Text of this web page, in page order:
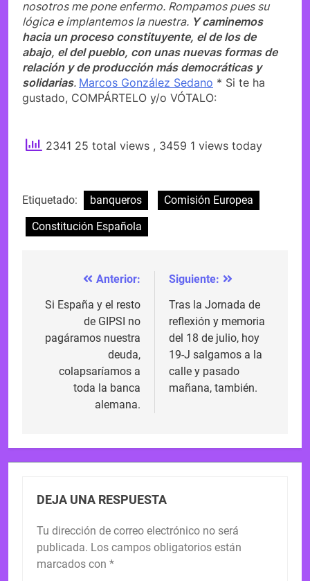
nosotros me pone enfermo. Rompamos pues su
lógica e implantemos la nuestra. Y caminemos
hacia un proceso constituyente, el de los de
abajo, el del pueblo, con unas nuevas formas de
relación y de producción más democráticas y
solidarias. Marcos González Sedano * Si te ha
gustado, COMPÁRTELO y/o VÓTALO:
2341 25 total views , 3459 1 views today
Etiquetado: banqueros
Comisión Europea
Constitución Española
Navegación
de
entradas
Anterior:
Si España y el resto
de GIPSI no
pagáramos nuestra
deuda,
colapsaríamos a
toda la banca
alemana.
Siguiente:
Tras la Jornada de
reflexión y memoria
del 18 de julio, hoy
19-J salgamos a la
calle y pasado
mañana, también.
DEJA UNA RESPUESTA
Tu dirección de correo electrónico no será
publicada. Los campos obligatorios están
marcados con *